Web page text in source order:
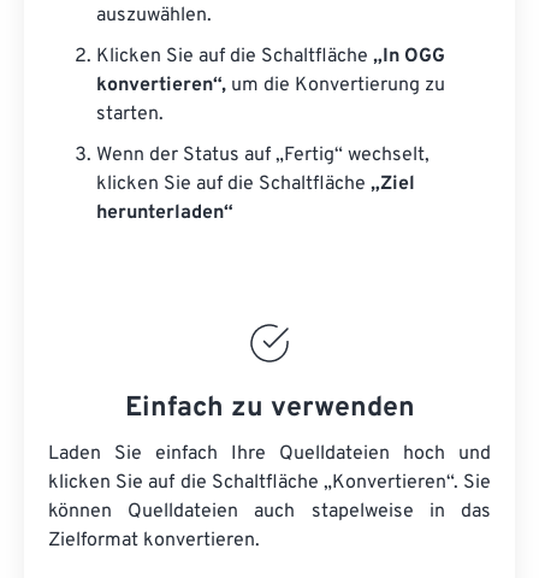
auszuwählen.
Klicken Sie auf die Schaltfläche „In OGG
konvertieren“, um die Konvertierung zu
starten.
Wenn der Status auf „Fertig“ wechselt,
klicken Sie auf die Schaltfläche „Ziel
herunterladen“
Einfach zu verwenden
Laden Sie einfach Ihre Quelldateien hoch und
klicken Sie auf die Schaltfläche „Konvertieren“. Sie
können Quelldateien auch stapelweise in das
Zielformat konvertieren.